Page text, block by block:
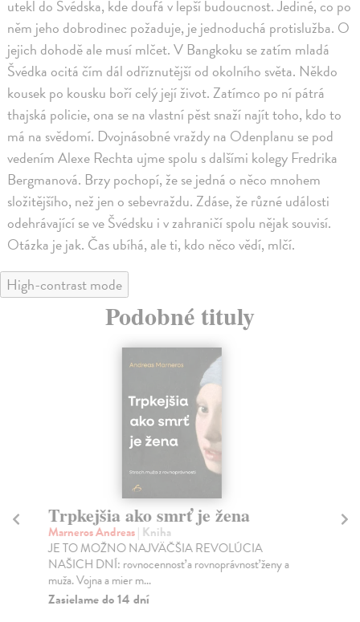
utekl do Švédska, kde doufá v lepší budoucnost. Jediné, co po
něm jeho dobrodinec požaduje, je jednoduchá protislužba. O
jejich dohodě ale musí mlčet. V Bangkoku se zatím mladá
Švédka ocitá čím dál odříznutější od okolního světa. Někdo
kousek po kousku boří celý její život. Zatímco po ní pátrá
thajská policie, ona se na vlastní pěst snaží najít toho, kdo to
má na svědomí. Dvojnásobné vraždy na Odenplanu se pod
vedením Alexe Rechta ujme spolu s dalšími kolegy Fredrika
Bergmanová. Brzy pochopí, že se jedná o něco mnohem
složitějšího, než jen o sebevraždu. Zdáse, že různé události
odehrávající se ve Švédsku i v zahraničí spolu nějak souvisí.
Otázka je jak. Čas ubíhá, ale ti, kdo něco vědí, mlčí.
High-contrast mode
Podobné tituly
Trpkejšia ako smrť je žena
Marneros Andreas| Kniha
JE TO MOŽNO NAJVÄČŠIA REVOLÚCIA
NAŠICH DNÍ: rovnocennosť a rovnoprávnosť ženy a
muža. Vojna a mier m...
Zasielame do 14 dní